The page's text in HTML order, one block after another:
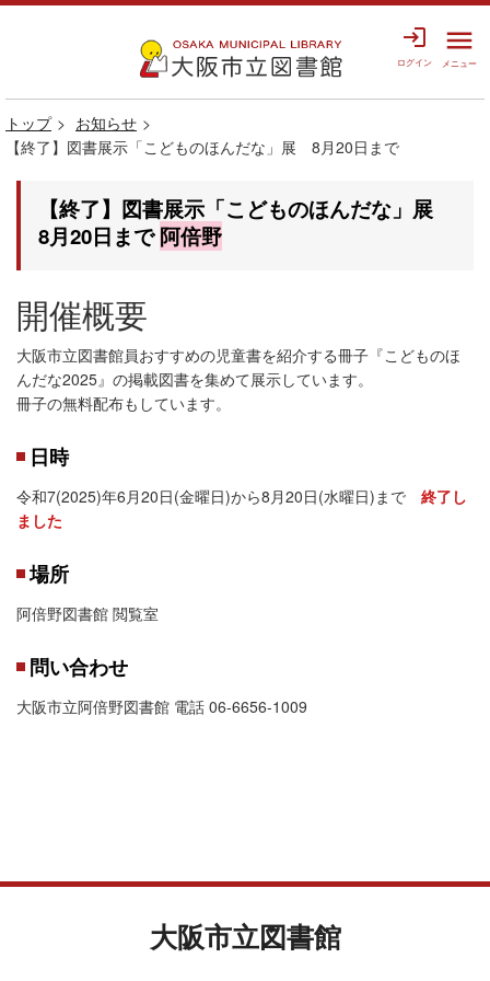
login
ログイン
menu
メニュー
トップ
お知らせ
【終了】図書展示「こどものほんだな」展 8月20日まで
【終了】図書展示「こどものほんだな」展
8月20日まで阿倍野
開催概要
大阪市立図書館員おすすめの児童書を紹介する冊子『こどものほ
んだな2025』の掲載図書を集めて展示しています。
冊子の無料配布もしています。
日時
令和7(2025)年6月20日(金曜日)から8月20日(水曜日)まで 終了し
ました
場所
阿倍野図書館 閲覧室
問い合わせ
大阪市立阿倍野図書館 電話 06-6656-1009
大阪市立図書館